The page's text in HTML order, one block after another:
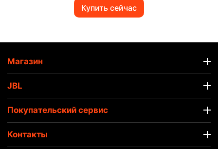
Купить сейчас
Магазин
JBL
Покупательский сервис
Контакты